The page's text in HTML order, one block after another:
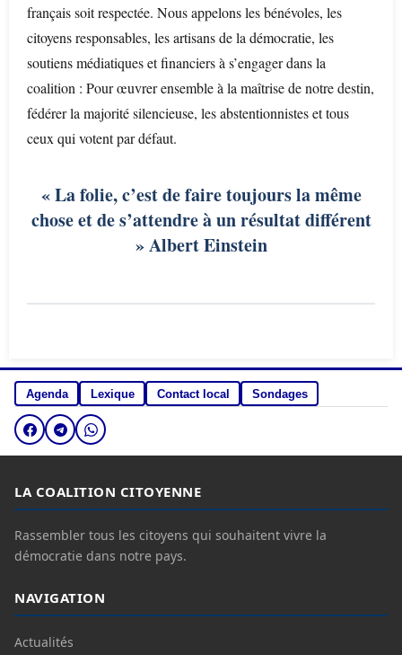
français soit respectée. Nous appelons les bénévoles, les
citoyens responsables, les artisans de la démocratie, les
soutiens médiatiques et financiers à s’engager dans la
coalition : Pour œuvrer ensemble à la maîtrise de notre destin,
fédérer la majorité silencieuse, les abstentionnistes et tous
ceux qui votent par défaut.
« La folie, c’est de faire toujours la même
chose et de s’attendre à un résultat différent
» Albert Einstein
Agenda Lexique Contact local Sondages
LA COALITION CITOYENNE
Rassembler tous les citoyens qui souhaitent vivre la
démocratie dans notre pays.
NAVIGATION
Actualités